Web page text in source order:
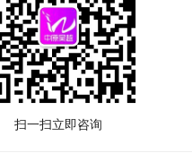
扫一扫立即咨询